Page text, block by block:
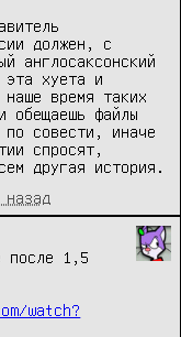
должен, с
англосаксонский
эта хуета и
наше время таких
обещаешь файлы
по совести, иначе
спросят,
другая история.
после 1,5
watch?